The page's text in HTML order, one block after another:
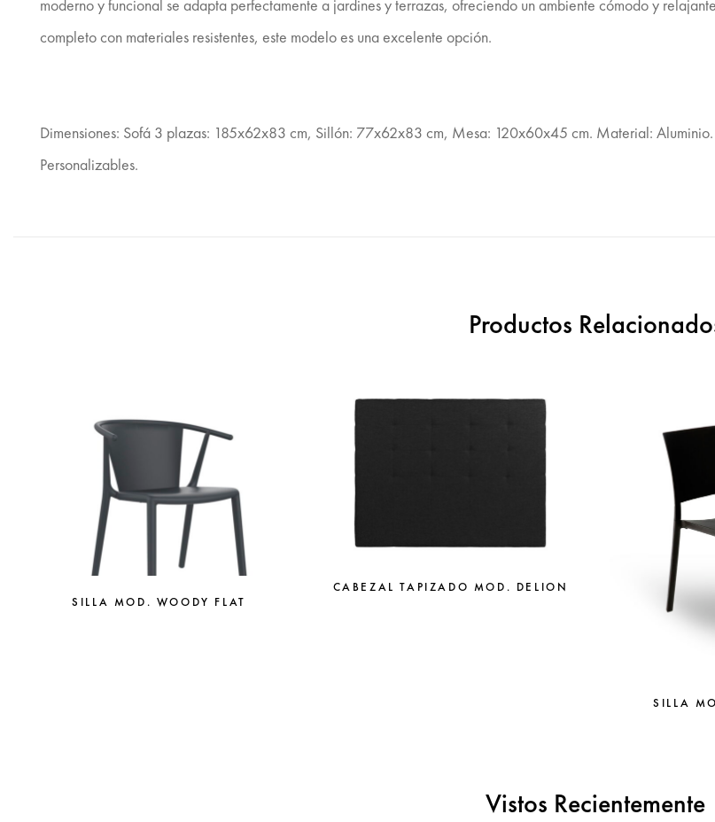
moderno y funcional se adapta perfectamente a jardines y terrazas, ofreciendo un ambiente cómodo y
completo con materiales resistentes, este modelo es una excelente opción.
Dimensiones: Sofá 3 plazas: 185x62x83 cm, Sillón: 77x62x83 cm, Mesa: 120x60x45 cm. Material:
Personalizables.
Productos
SILLA MOD. WOODY FLAT
CABEZAL TAPIZADO MOD. DELION
SILLA
Vistos Recientemente